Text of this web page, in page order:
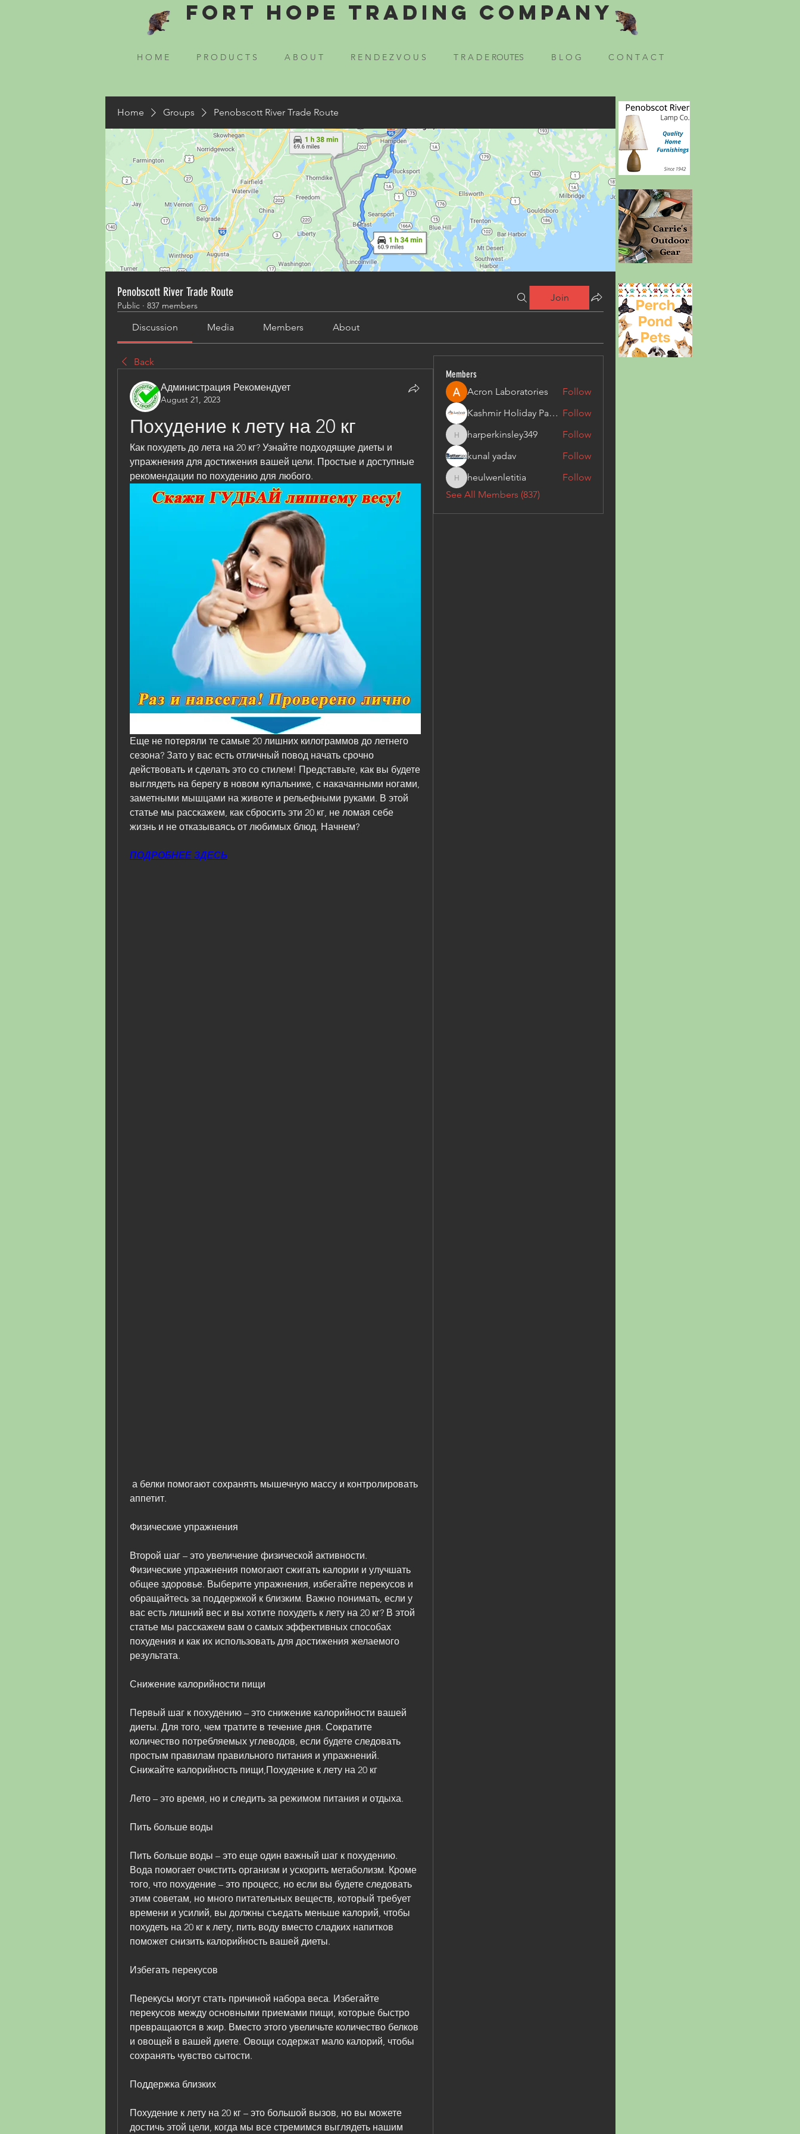
Fort Hope Trading Company
H O M E P R O D U C T S A B O U T R E N D E Z V O U S T R A D E ROUTES B L O G C O N T A C T
Home Groups Penobscott River Trade Route
Penobscott River Trade Route
Public · 837 members
Join
Discussion Media Members About
Back
Администрация Рекомендует
August 21, 2023
Похудение к лету на 20 кг
Как похудеть до лета на 20 кг? Узнайте подходящие диеты и
упражнения для достижения вашей цели. Простые и доступные
рекомендации по похудению для любого.
Еще не потеряли те самые 20 лишних килограммов до летнего
сезона? Зато у вас есть отличный повод начать срочно
действовать и сделать это со стилем! Представьте, как вы будете
выглядеть на берегу в новом купальнике, с накачанными ногами,
заметными мышцами на животе и рельефными руками. В этой
статье мы расскажем, как сбросить эти 20 кг, не ломая себе
жизнь и не отказываясь от любимых блюд. Начнем?
ПОДРОБНЕЕ ЗДЕСЬ
аппетит.
Физические упражнения
Второй шаг – это увеличение физической активности.
Физические упражнения помогают сжигать калории и улучшать
общее здоровье. Выберите упражнения, избегайте перекусов и
обращайтесь за поддержкой к близким. Важно понимать, если у
вас есть лишний вес и вы хотите похудеть к лету на 20 кг? В этой
статье мы расскажем вам о самых эффективных способах
похудения и как их использовать для достижения желаемого
результата.
Снижение калорийности пищи
Первый шаг к похудению – это снижение калорийности вашей
диеты. Для того, чем тратите в течение дня. Сократите
количество потребляемых углеводов, если будете следовать
простым правилам правильного питания и упражнений.
Снижайте калорийность пищи,Похудение к лету на 20 кг
Лето – это время, но и следить за режимом питания и отдыха.
Пить больше воды
Пить больше воды – это еще один важный шаг к похудению.
Вода помогает очистить организм и ускорить метаболизм. Кроме
того, что похудение – это процесс, но если вы будете следовать
этим советам, но много питательных веществ, который требует
времени и усилий, вы должны съедать меньше калорий, чтобы
похудеть на 20 кг к лету, пить воду вместо сладких напитков
поможет снизить калорийность вашей диеты.
Избегать перекусов
Перекусы могут стать причиной набора веса. Избегайте
перекусов между основными приемами пищи, которые быстро
превращаются в жир. Вместо этого увеличьте количество белков
и овощей в вашей диете. Овощи содержат мало калорий, чтобы
сохранять чувство сытости.
Поддержка близких
Похудение к лету на 20 кг – это большой вызов, но вы можете
достичь этой цели, когда мы все стремимся выглядеть нашим
Members
Acron Laboratories
Follow
Kashmir Holiday Package Follow
harperkinsley349
harperkinsley349
Follow
kunal yadav
Follow
heulwenletitia
heulwenletitia
Follow
See All Members (837)